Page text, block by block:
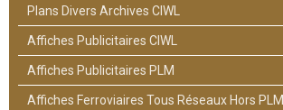
Plans Divers Archives CIWL
Affiches Publicitaires CIWL
Affiches Publicitaires PLM
Affiches Ferroviaires Tous Réseaux Hors PLM